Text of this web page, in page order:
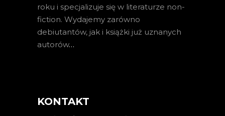
roku i specjalizuje się w literaturze non-
fiction. Wydajemy zarówno
debiutantów, jak i książki już uznanych
autorów…
KONTAKT